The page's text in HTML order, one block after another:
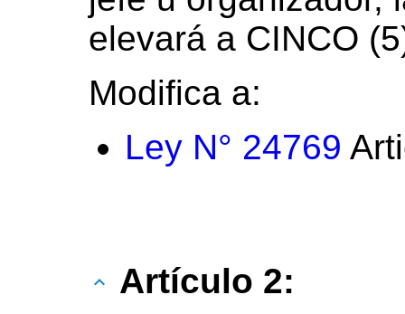
elevará a CINCO
Modifica a:
Ley N° 24769
Artículo 2: